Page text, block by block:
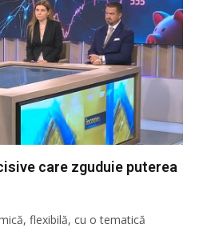
care zguduie puterea
flexibilă, cu o tematică